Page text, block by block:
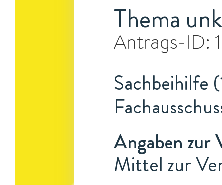
Thema
Antrags-ID:
Sachbeihilfe
Angaben zur
Mittel zur